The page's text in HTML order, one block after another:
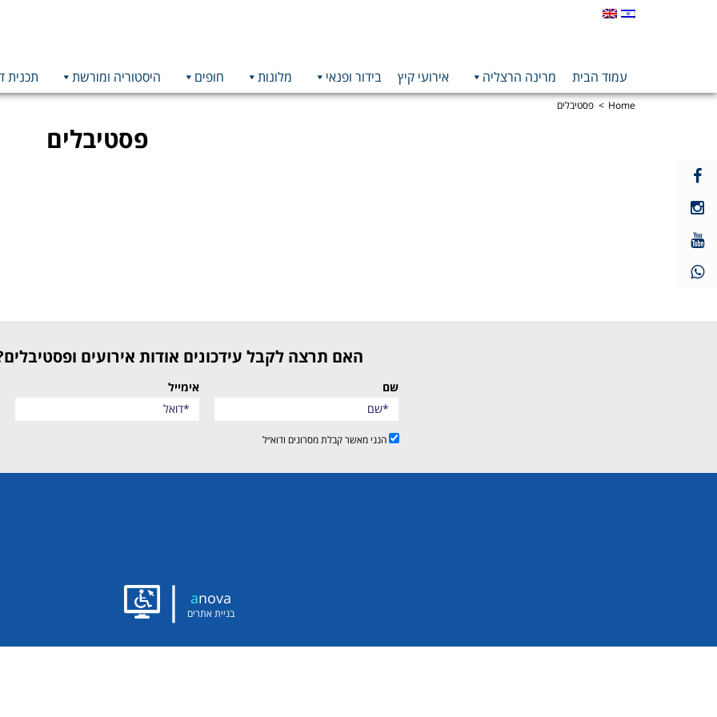
עמוד הבית מרינה הרצליה אירועי קיץ בידור ופנאי מלונות חופים היסטוריה ומורשת תכנית
לעמוד
קישור
לעמוד
קישור
לעמוד
Home פסטיבלים
פסטיבלים
האם תרצה לקבל עידכונים אודות אירועים
שם אימייל
הנני מאשר קבלת מסרונים ודוא״ל
anova
בניית אתרים |